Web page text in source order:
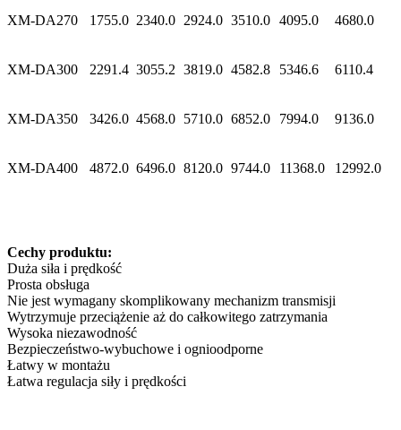
XM-DA270 1755.0 2340.0 2924.0 3510.0 4095.0 4680.0
XM-DA300 2291.4 3055.2 3819.0 4582.8 5346.6 6110.4
XM-DA350 3426.0 4568.0 5710.0 6852.0 7994.0 9136.0
XM-DA400 4872.0 6496.0 8120.0 9744.0 11368.0 12992.0
Cechy produktu:
Duża siła i prędkość
Prosta obsługa
Nie jest wymagany skomplikowany mechanizm transmisji
Wytrzymuje przeciążenie aż do całkowitego zatrzymania
Wysoka niezawodność
Bezpieczeństwo-wybuchowe i ognioodporne
Łatwy w montażu
Łatwa regulacja siły i prędkości